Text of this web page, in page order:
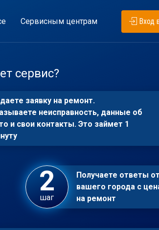
Сервисным центрам Вход
сервис?
заявку на ремонт.
неисправность, данные об
и свои контакты. Это займет 1
шаг
Получаете ответы
вашего города с
на ремонт